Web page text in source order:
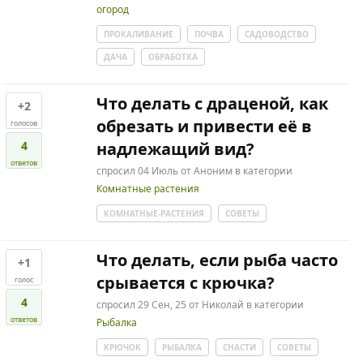
огород
ПРОКАЛИВАНИЕ ПОЧВА
САДОВОДСТВО
ДАЧА
ОБРАБОТКА
+2
голосов
4
ответов
Что делать с драценой, как
обрезать и привести её в
надлежащий вид?
спросил 04 Июль отАноним в категории
Комнатные растения
КОМНАТНЫЕ-РАСТЕНИЯ СОВЕТЫ
+1
голос
4
ответов
Что делать, если рыба часто
срывается с крючка?
спросил 29 Сен, 25 от Николай в категории
Рыбалка
КРЮЧОК РЫБАЛКА СНАСТИ СОВЕТЫ